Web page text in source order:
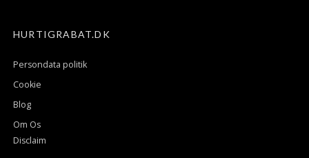
HURTIGRABAT.DK
Persondata politik
Cookie
Blog
Om Os
Disclaim